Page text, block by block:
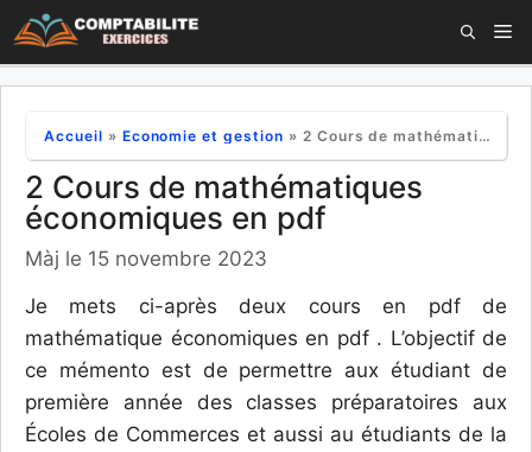
Aller
au
Accueil » Economie et gestion » 2 Cours de mathématiques économiques en pdf
2 Cours de mathématiques
économiques en pdf
Màj le 15 novembre 2023
Je mets ci-après deux cours en pdf de
mathématique économiques en pdf . L’objectif de
ce mémento est de permettre aux étudiant de
première année des classes préparatoires aux
Écoles de Commerces et aussi au étudiants de la